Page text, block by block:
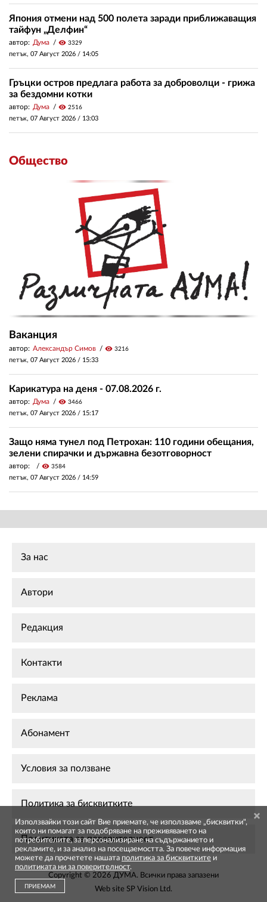
Япония отмени над 500 полета заради приближаващия
тайфун „Делфин“
автор: Дума visibility 3329
петък, 07 Август 2026 / 14:05
Гръцки остров предлага работа за доброволци - грижа
за бездомни котки
автор: Дума visibility 2516
петък, 07 Август 2026 / 13:03
Общество
Ваканция
автор: Александър Симов visibility 3216
петък, 07 Август 2026 / 15:33
Карикатура на деня - 07.08.2026 г.
автор: Дума visibility 3466
петък, 07 Август 2026 / 15:17
Защо няма тунел под Петрохан: 110 години обещания,
зелени спирачки и държавна безотговорност
автор: visibility 3584
петък, 07 Август 2026 / 14:59
За нас
Автори
Редакция
Контакти
Реклама
Абонамент
Условия за ползване
Политика за бисквитките
Политиката за поверителност
Copyright © 2026 ДУМА. Всички права запазени
Web site SP Vision Ltd.
Използвайки този сайт Вие приемате, че използваме „бисквитки",
които ни помагат за подобряване на преживяването на
потребителите, за персонализиране на съдържанието и
рекламите, и за анализ на посещаемостта. За повече информация
можете да прочетете нашата политика за бисквитките и
политиката ни за поверителност.
ПРИЕМАМ